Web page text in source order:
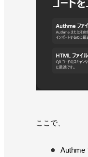
ここで、